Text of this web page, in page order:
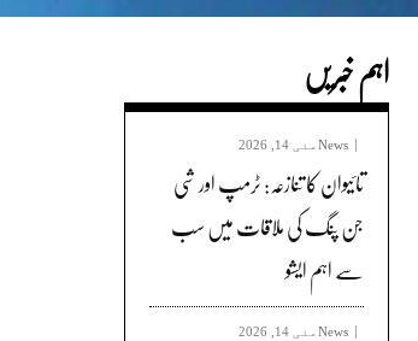
اہم خبریں
News مئی 14, 2026
تائیوان کا تنازعہ: ٹرمپ اور شی
جن پنگ کی ملاقات میں سب
سے اہم ایشو
News مئی 14, 2026